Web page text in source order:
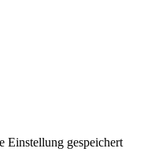
Einstellung gespeichert